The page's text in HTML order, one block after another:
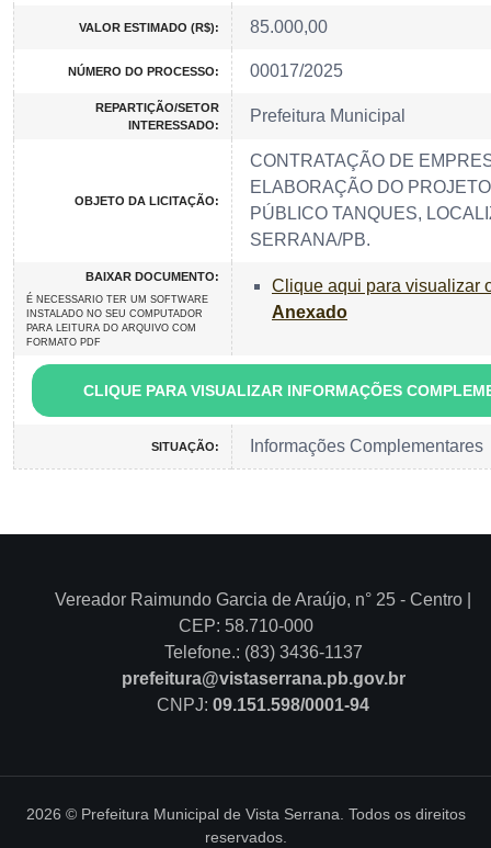
VALOR ESTIMADO (R$): 85.000,00
NÚMERO DO PROCESSO: 00017/2025
REPARTIÇÃO/SETOR
INTERESSADO:
Prefeitura Municipal
OBJETO DA LICITAÇÃO:
CONTRATAÇÃO DE
ELABORAÇÃO DO
PÚBLICO TANQUES,
SERRANA/PB.
BAIXAR DOCUMENTO:
É NECESSARIO TER UM SOFTWARE
INSTALADO NO SEU COMPUTADOR
PARA LEITURA DO ARQUIVO COM
FORMATO PDF
Clique aqui para visualizar
Anexado
CLIQUE PARA VISUALIZAR INFORMAÇÕES
SITUAÇÃO: Informações Complementares
Vereador Raimundo Garcia de Araújo, n° 25 - Centro |
CEP: 58.710-000
Telefone.: (83) 3436-1137
prefeitura@vistaserrana.pb.gov.br
CNPJ: 09.151.598/0001-94
2026 © Prefeitura Municipal de Vista Serrana. Todos os direitos
reservados.